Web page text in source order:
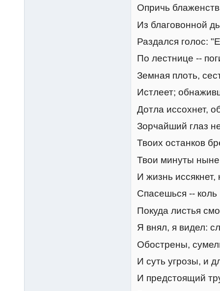
Опричь
Из благовонной
Раздался голос:
По лестнице --
Земная плоть,
Истлеет;
Дотла иссохнет,
Зорчайший глаз
Твоих останков
Твои минуты
И жизнь иссякнет,
Спасешься --
Покуда листья
Я внял, я видел:
Обострены,
И суть угрозы, и
И предстоящий